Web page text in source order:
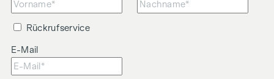
Rückrufservice
E-Mail